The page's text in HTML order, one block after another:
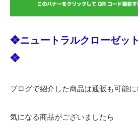
❖ニュートラルクローゼッ
❖
ブログで紹介した商品は通販も可能に
気になる商品がございましたら